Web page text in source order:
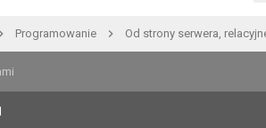
Programowanie